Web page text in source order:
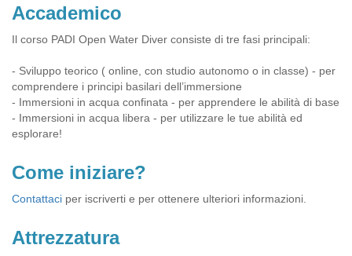
Accademico
Il corso PADI Open Water Diver consiste di tre fasi principali:
- Sviluppo teorico ( online, con studio autonomo o in classe) - per
comprendere i principi basilari dell’immersione
- Immersioni in acqua confinata - per apprendere le abilità di base
- Immersioni in acqua libera - per utilizzare le tue abilità ed
esplorare!
Come iniziare?
Contattaci per iscriverti e per ottenere ulteriori informazioni.
Attrezzatura